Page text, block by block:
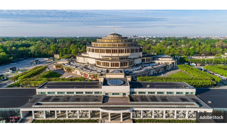
Kliknij, aby powiększyć
AdobeStock